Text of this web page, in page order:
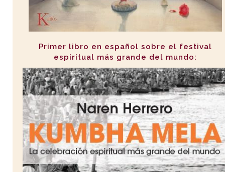
Primer libro en español sobre el festival
espiritual más grande del mundo: